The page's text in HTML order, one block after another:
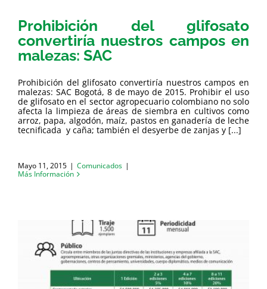
Prohibición del glifosato
convertiría nuestros campos en
malezas: SAC
Prohibición del glifosato convertiría nuestros campos en
malezas: SAC Bogotá, 8 de mayo de 2015. Prohibir el uso
de glifosato en el sector agropecuario colombiano no solo
afecta la limpieza de áreas de siembra en cultivos como
arroz, papa, algodón, maíz, pastos en ganadería de leche
tecnificada y caña; también el desyerbe de zanjas y [...]
Mayo 11, 2015 | Comunicados |
Más Información